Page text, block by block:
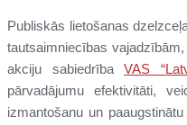
Publiskās lietošanas
tautsaimniecības
akciju sabiedrība VAS
pārvadājumu efektivitāti,
izmantošanu un